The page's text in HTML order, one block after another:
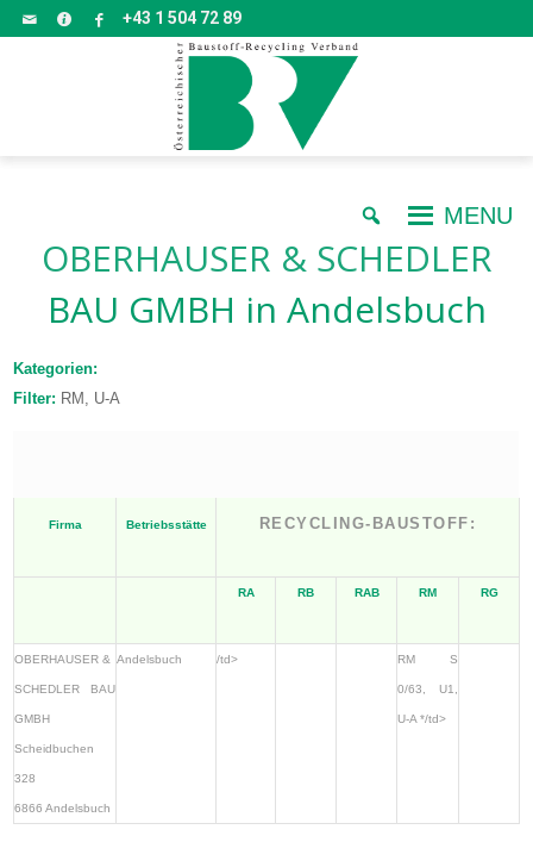
+43 1 504 72 89
MENU
OBERHAUSER & SCHEDLER
BAU GMBH in Andelsbuch
Kategorien:
Filter: RM, U-A
Firma Betriebsstätte RECYCLING-BAUSTOFF:
RA RB RAB RM RG
OBERHAUSER &
SCHEDLER BAU
GMBH
Scheidbuchen
328
6866 Andelsbuch
Andelsbuch /td> RM S
0/63, U1,
U-A */td>